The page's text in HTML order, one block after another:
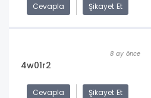
Cevapla Şikayet Et
8 ay önce
4w01r2
Cevapla Şikayet Et